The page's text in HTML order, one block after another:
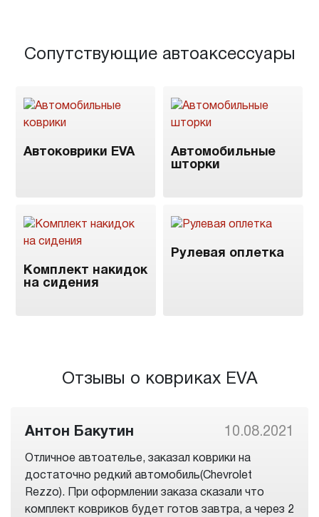
Сопутствующие автоаксессуары
Автоковрики EVA
Автомобильные
шторки
Комплект накидок
на сидения
Рулевая оплетка
Отзывы о ковриках EVA
Антон Бакутин 10.08.2021
Отличное автоателье, заказал коврики на
достаточно редкий автомобиль(Chevrolet
Rezzo). При оформлении заказа сказали что
комплект ковриков будет готов завтра, а через 2